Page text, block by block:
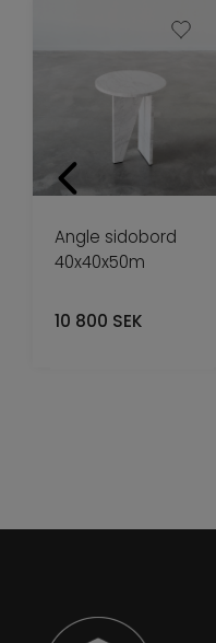
Angle sidobord
40x40x50m
10 800 SEK